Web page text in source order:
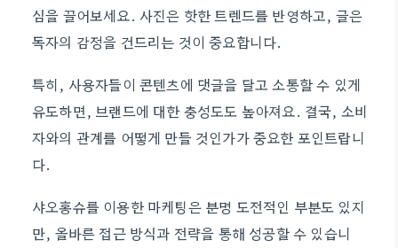
심을 끌어보세요. 사진은 핫한 트렌드를 반영하고, 글은
독자의 감정을 건드리는 것이 중요합니다.
특히, 사용자들이 콘텐츠에 댓글을 달고 소통할 수 있게
유도하면, 브랜드에 대한 충성도도 높아져요. 결국, 소비
자와의 관계를 어떻게 만들 것인가가 중요한 포인트랍니
다.
샤오홍슈를 이용한 마케팅은 분명 도전적인 부분도 있지
만, 올바른 접근 방식과 전략을 통해 성공할 수 있습니